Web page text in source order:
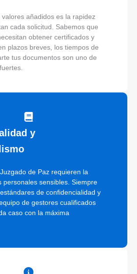
añadidos es la rapidez
cada solicitud. Sabemos que
obtener certificados y
plazos breves, los tiempos de
tus documentos son uno de
y
de Paz requieren la
personales sensibles. Siempre
de confidencialidad y
de gestores cualificados
caso con la máxima